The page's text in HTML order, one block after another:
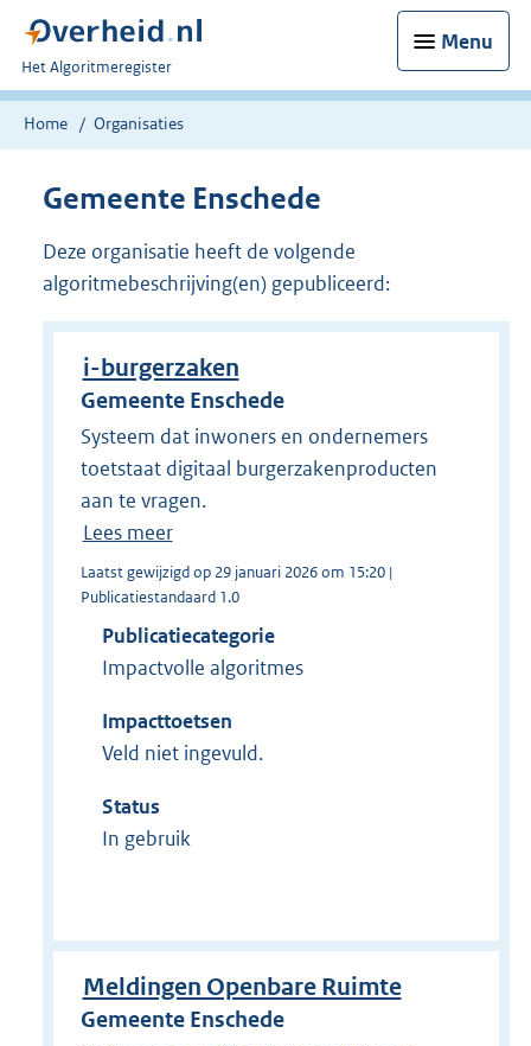
Menu
U
bent
nu
Het Algoritmeregister
Home Organisaties
Gemeente Enschede
Deze organisatie heeft de volgende
algoritmebeschrijving(en) gepubliceerd:
i-burgerzaken
Gemeente Enschede
Systeem dat inwoners en ondernemers
toetstaat digitaal burgerzakenproducten
aan te vragen.
Lees meer
Laatst gewijzigd op 29 januari 2026 om 15:20 |
Publicatiestandaard 1.0
Publicatiecategorie
Impactvolle algoritmes
Impacttoetsen
Veld niet ingevuld.
Status
In gebruik
Meldingen Openbare Ruimte
Gemeente Enschede